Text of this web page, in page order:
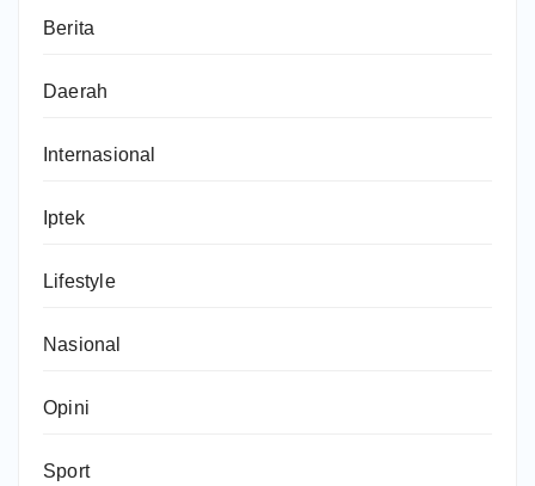
Berita
Daerah
Internasional
Iptek
Lifestyle
Nasional
Opini
Sport